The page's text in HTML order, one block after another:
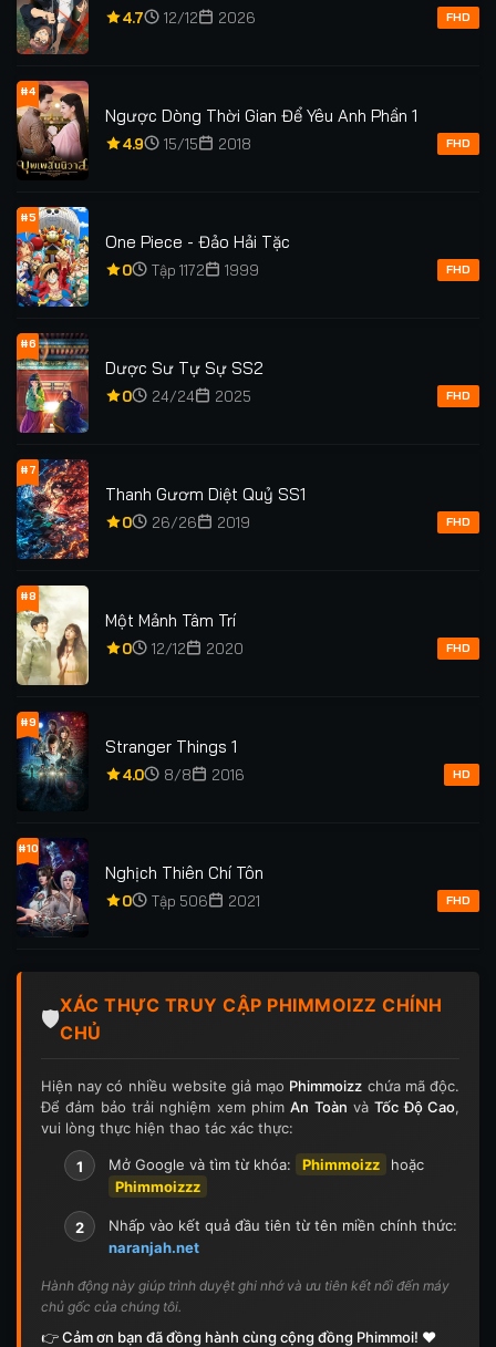
4.7 12/12 2026 FHD
#4
Ngược Dòng Thời Gian Để Yêu Anh Phần 1
4.9 15/15 2018 FHD
#5
One Piece - Đảo Hải Tặc
0 Tập 1172 1999 FHD
#6
Dược Sư Tự Sự SS2
0 24/24 2025 FHD
#7
Thanh Gươm Diệt Quỷ SS1
0 26/26 2019 FHD
#8
Một Mảnh Tâm Trí
0 12/12 2020 FHD
#9
Stranger Things 1
4.0 8/8 2016 HD
#10
Nghịch Thiên Chí Tôn
0 Tập 506 2021 FHD
🛡️
XÁC THỰC TRUY CẬP PHIMMOIZZ CHÍNH
CHỦ
Hiện nay có nhiều website giả mạo Phimmoizz chứa mã độc.
Để đảm bảo trải nghiệm xem phimAn Toàn vàTốc Độ Cao,
vui lòng thực hiện thao tác xác thực:
1 Mở Google và tìm từ khóa: Phimmoizz
hoặc
Phimmoizzz
2
Nhấp vào kết quả đầu tiên từ tên miền chính thức:
naranjah.net
Hành động này giúp trình duyệt ghi nhớ và ưu tiên kết nối đến máy
chủ gốc của chúng tôi.
👉 Cảm ơn bạn đã đồng hành cùng cộng đồng Phimmoi! ❤️